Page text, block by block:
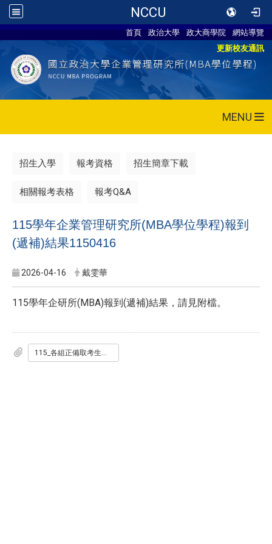
NCCU
首頁 政治大學 政大商學院
網站導覽
更新校友通訊
MENU
招生入學 報考資格 招生簡章下載
相關報考表格 報考Q&A
115學年企業管理研究所(MBA學位學程)報到
(遞補)結果1150416
2026-04-16 戴雯華
115學年企研所(MBA)報到(遞補)結果，請見附檔。